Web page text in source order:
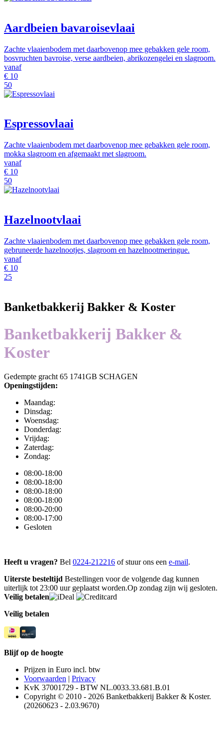
Aardbeien bavaroisevlaai
Zachte vlaaienbodem met daarbovenop mee gebakken gele room,
bosvruchten bavroise, verse aardbeien, abrikozengelei en slagroom.
vanaf
€ 10
50
Espressovlaai
Zachte vlaaienbodem met daarbovenop mee gebakken gele room,
mokka slagroom en afgemaakt met slagroom.
vanaf
€ 10
50
Hazelnootvlaai
Zachte vlaaienbodem met daarbovenop mee gebakken gele room,
gebruneerde hazelnootjes, slagroom en hazelnootmeringue.
vanaf
€ 10
25
Banketbakkerij Bakker & Koster
Banketbakkerij Bakker &
Koster
Gedempte gracht 65 1741GB SCHAGEN
Openingstijden:
Maandag:
Dinsdag:
Woensdag:
Donderdag:
Vrijdag:
Zaterdag:
Zondag:
08:00-18:00
08:00-18:00
08:00-18:00
08:00-18:00
08:00-20:00
08:00-17:00
Gesloten
Heeft u vragen? Bel 0224-212216 of stuur ons een e-mail.
Uiterste besteltijd Bestellingen voor de volgende dag kunnen
uiterlijk tot 23:00 uur geplaatst worden.Op zondag zijn wij gesloten.
Veilig betalen
Veilig betalen
Blijf op de hoogte
Prijzen in Euro incl. btw
Voorwaarden | Privacy
KvK 37001729 - BTW NL.0033.33.681.B.01
Copyright © 2010 - 2026 Banketbakkerij Bakker & Koster.
(20260623 - 2.03.9670)